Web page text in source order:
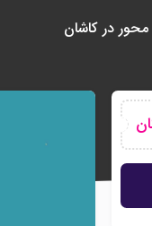
در کاشان